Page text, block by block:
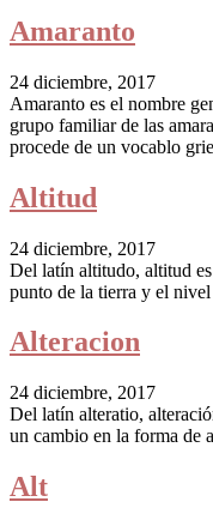
Amaranto
24 diciembre, 2017
Amaranto es el nombre
grupo familiar de las
procede de un vocablo
Altitud
24 diciembre, 2017
Del latín altitudo, altitud
punto de la tierra y el
Alteracion
24 diciembre, 2017
Del latín alteratio,
un cambio en la forma de
Alt